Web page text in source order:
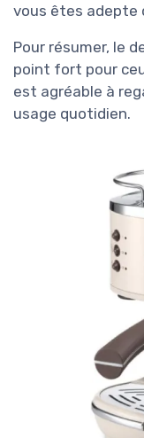
vous êtes adepte
Pour résumer, le
point fort pour
est agréable à
usage quotidien.